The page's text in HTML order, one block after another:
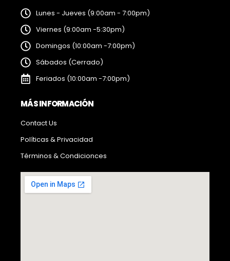
Lunes - Jueves (9:00am - 7:00pm)
Viernes (9:00am -5:30pm)
Domingos (10:00am -7:00pm)
Sábados (Cerrado)
Feriados (10:00am -7:00pm)
MÁS INFORMACIÓN
Contact Us
Políticas & Privacidad
Términos & Condicionces